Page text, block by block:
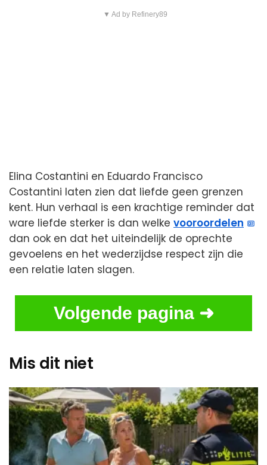
▼ Ad by Refinery89
Elina Costantini en Eduardo Francisco
Costantini laten zien dat liefde geen grenzen
kent. Hun verhaal is een krachtige reminder dat
ware liefde sterker is dan welke vooroordelen
dan ook en dat het uiteindelijk de oprechte
gevoelens en het wederzijdse respect zijn die
een relatie laten slagen.
Volgende pagina ➜
Mis dit niet